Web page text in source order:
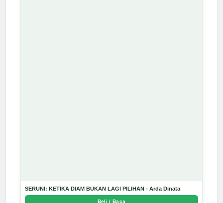
SERUNI: KETIKA DIAM BUKAN LAGI PILIHAN - Arda Dinata
Beli / Baca